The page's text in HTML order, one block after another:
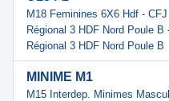
M18 Feminines 6X6 Hdf -
Régional 3 HDF Nord Poule
Régional 3 HDF Nord Poule B
MINIME M1
M15 Interdep. Minimes